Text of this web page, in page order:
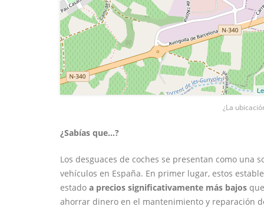
¿La
¿Sabías que...?
Los desguaces de coches se presentan como una
vehículos en España. En primer lugar, estos
estado a precios significativamente más bajos
ahorrar dinero en el mantenimiento y reparación